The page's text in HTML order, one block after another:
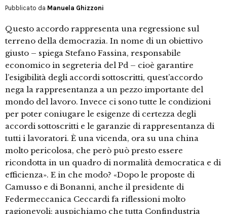
Pubblicato da Manuela Ghizzoni
Questo accordo rappresenta una regressione sul
terreno della democrazia. In nome di un obiettivo
giusto – spiega Stefano Fassina, responsabile
economico in segreteria del Pd – cioè garantire
l’esigibilità degli accordi sottoscritti, quest’accordo
nega la rappresentanza a un pezzo importante del
mondo del lavoro. Invece ci sono tutte le condizioni
per poter coniugare le esigenze di certezza degli
accordi sottoscritti e le garanzie di rappresentanza di
tutti i lavoratori. È una vicenda, ora su una china
molto pericolosa, che però può presto essere
ricondotta in un quadro di normalità democratica e di
efficienza». E in che modo? «Dopo le proposte di
Camusso e di Bonanni, anche il presidente di
Federmeccanica Ceccardi fa riflessioni molto
ragionevoli: auspichiamo che tutta Confindustria